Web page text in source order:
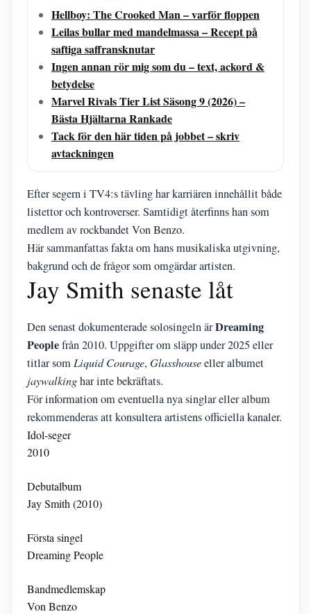
Hellboy: The Crooked Man – varför floppen
Leilas bullar med mandelmassa – Recept på
saftiga saffransknutar
Ingen annan rör mig som du – text, ackord &
betydelse
Marvel Rivals Tier List Säsong 9 (2026) –
Bästa Hjältarna Rankade
Tack för den här tiden på jobbet – skriv
avtackningen
Efter segern i TV4:s tävling har karriären innehållit både
listettor och kontroverser. Samtidigt återfinns han som
medlem av rockbandet Von Benzo.
Här sammanfattas fakta om hans musikaliska utgivning,
bakgrund och de frågor som omgärdar artisten.
Jay Smith senaste låt
Den senast dokumenterade solosingeln ärDreaming
Peoplefrån 2010. Uppgifter om släpp under 2025 eller
titlar som Liquid Courage, Glasshouseeller albumet
jaywalkinghar inte bekräftats.
För information om eventuella nya singlar eller album
rekommenderas att konsultera artistens officiella kanaler.
Idol-seger
2010
Debutalbum
Jay Smith (2010)
Första singel
Dreaming People
Bandmedlemskap
Von Benzo